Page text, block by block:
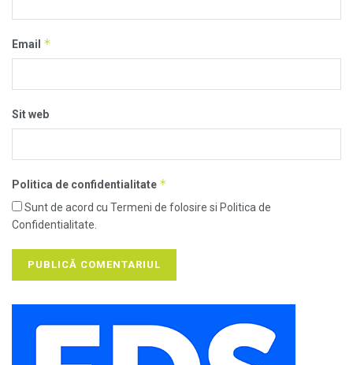
Email *
Sit web
Politica de confidentialitate *
Sunt de acord cu Termeni de folosire si Politica de
Confidentialitate.